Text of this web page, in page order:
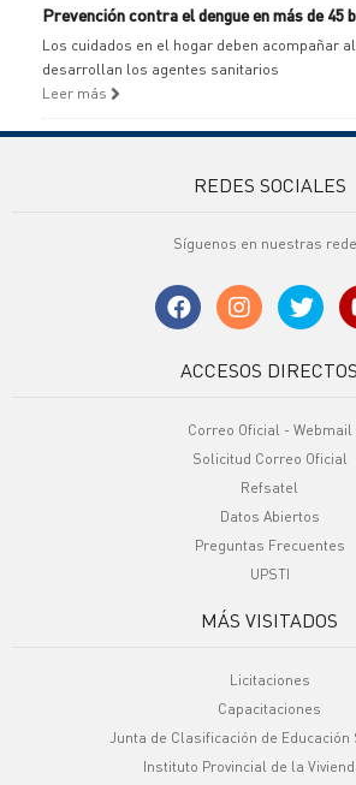
Prevención contra el dengue en más de
Los cuidados en el hogar deben acompañar
desarrollan los agentes sanitarios
Leer más
REDES SOCIALES
Síguenos en nuestras
ACCESOS DIRECTOS
Correo Oficial - Webmail
Solicitud Correo Oficial
Refsatel
Datos Abiertos
Preguntas Frecuentes
UPSTI
MÁS VISITADOS
Licitaciones
Capacitaciones
Junta de Clasificación de Educación
Instituto Provincial de la